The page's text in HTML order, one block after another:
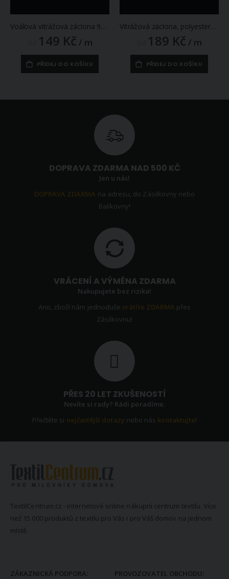
Voálová vitrážová záclona 97806 šedá výšivka s bordurou, bílá (více výšek, v metráži)
149 Kč / m
PŘIDEJ DO KOŠÍKU
Vitrážová záclona, polyesterový batist V507 lístky s bordurou, vyšívaná, bílá (více výšek, v metráži)
189 Kč / m
PŘIDEJ DO KOŠÍKU
DOPRAVA ZDARMA NAD 500 KČ
Jen u nás!
DOPRAVA ZDARMA na adresu, do Zásilkovny nebo
Balíkovny!
VRÁCENÍ A VÝMĚNA ZDARMA
Nakupujete bez rizika!
Ano, zboží nám jednoduševrátíte ZDARMA přes
Zásilkovnu!
PŘES 20 LET ZKUŠENOSTÍ
Nevíte si rady? Rádi poradíme.
Přečtěte si nejčastější dotazy nebo nás kontaktujte!
TextilCentrum.cz - internetové online nákupní centrum textilu. Více
než 15 000 produktů z textilu pro Vás i pro Váš domov na jednom
místě.
ZÁKAZNICKÁ PODPORA:
PROVOZOVATEL OBCHODU: